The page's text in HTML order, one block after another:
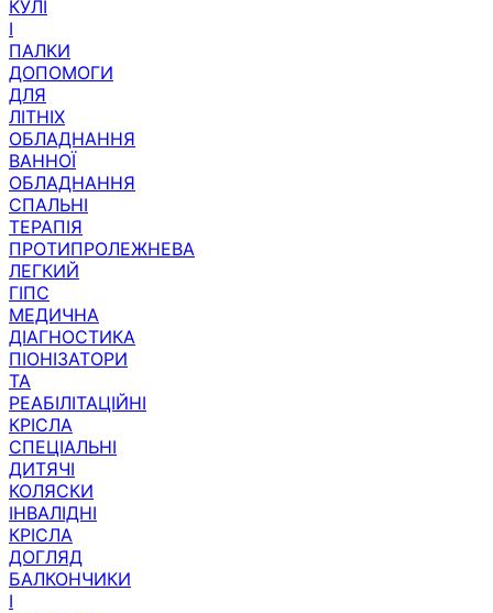
І
ПАЛКИ
ДОПОМОГИ
ДЛЯ
ЛІТНІХ
ОБЛАДНАННЯ
ВАННОЇ
ОБЛАДНАННЯ
СПАЛЬНІ
ТЕРАПІЯ
ПРОТИПРОЛЕЖНЕВА
ЛЕГКИЙ
ГІПС
МЕДИЧНА
ДІАГНОСТИКА
ПІОНІЗАТОРИ
ТА
РЕАБІЛІТАЦІЙНІ
КРІСЛА
СПЕЦІАЛЬНІ
ДИТЯЧІ
КОЛЯСКИ
ІНВАЛІДНІ
КРІСЛА
ДОГЛЯД
БАЛКОНЧИКИ
І
ХОДУНКИ